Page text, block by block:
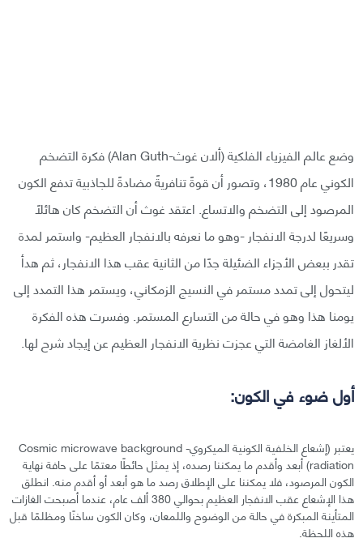
وضع عالم الفيزياء الفلكية (ألان غوث-Alan Guth) فكرة التضخم
الكوني عام 1980، وتصور أن قوةً تنافريةً مضادةً للجاذبية تدفع الكون
المرصود إلى التضخم والاتساع. اعتقد غوث أن التضخم كان هائلًا
وسريعًا لدرجة الانفجار -وهو ما نعرفه بالانفجار العظيم- واستمر لمدة
تقدر ببعض الأجزاء الضئيلة جدًا من الثانية عقب هذا الانفجار، ثم هدأ
ليتحول إلى تمدد مستمر في النسيج الزمكاني، ويستمر هذا التمدد إلى
يومنا هذا وهو في حالة من التسارع المستمر. وفسرت هذه الفكرة
الألغاز الغامضة التي عجزت نظرية الانفجار العظيم عن إيجاد شرح لها.
أول ضوء في الكون:
يعتبر (إشعاع الخلفية الكونية الميكروي- Cosmic microwave background
radiation) أبعد وأقدم ما يمكننا رصده، إذ يمثل حائطًا معتمًا على حافة نهاية
الكون المرصود، فلا يمكننا على الإطلاق رصد ما هو أبعد أو أقدم منه. انطلق
هذا الإشعاع عقب الانفجار العظيم بحوالي 380 ألف عام، عندما أصبحت الغازات
المتأينة المبكرة في حالة من الوضوح واللمعان، وكان الكون ساخنًا ومظلمًا قبل
هذه اللحظة.